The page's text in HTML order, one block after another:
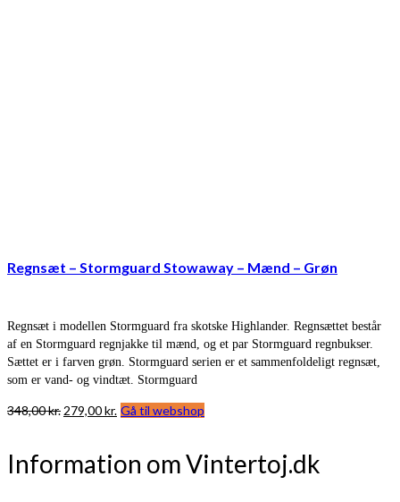
Regnsæt – Stormguard Stowaway – Mænd – Grøn
Regnsæt i modellen Stormguard fra skotske Highlander. Regnsættet består
af en Stormguard regnjakke til mænd, og et par Stormguard regnbukser.
Sættet er i farven grøn. Stormguard serien er et sammenfoldeligt regnsæt,
som er vand- og vindtæt. Stormguard
348,00kr. Den
var:
279,00kr. Den
er:
Gå til webshop
Information om Vintertoj.dk